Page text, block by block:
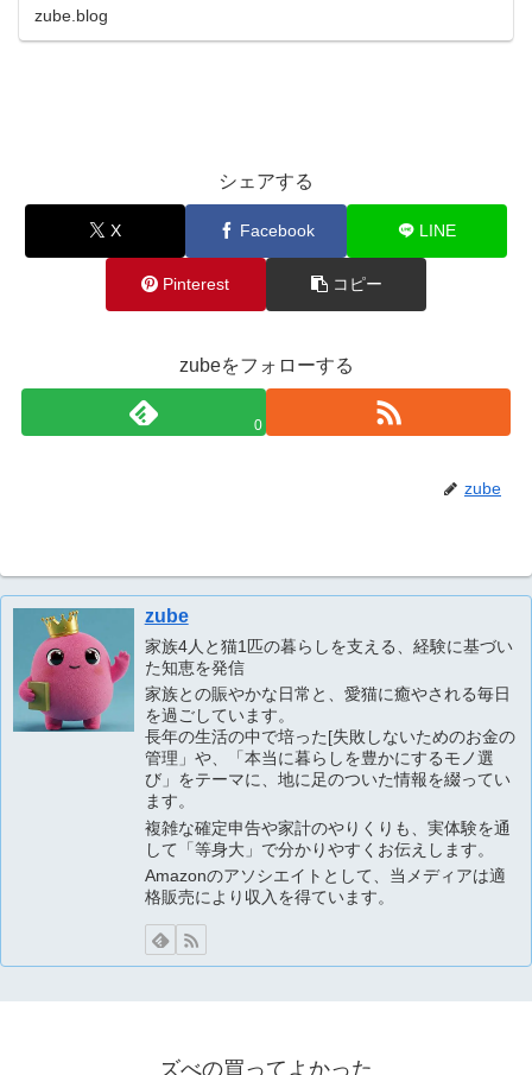
zube.blog
シェアする
X Facebook LINE
Pinterest コピー
zubeをフォローする
0
zube
zube
家族4人と猫1匹の暮らしを支える、経験に基づい
た知恵を発信
家族との賑やかな日常と、愛猫に癒やされる毎日
を過ごしています。
長年の生活の中で培った[失敗しないためのお金の
管理」や、「本当に暮らしを豊かにするモノ選
び」をテーマに、地に足のついた情報を綴ってい
ます。
複雑な確定申告や家計のやりくりも、実体験を通
して「等身大」で分かりやすくお伝えします。
Amazonのアソシエイトとして、当メディアは適
格販売により収入を得ています。
ズべの買ってよかった